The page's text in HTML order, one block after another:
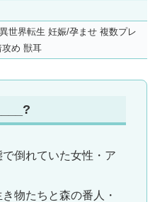
世界転生 妊娠/孕ませ 複数プレ
め 獣耳
倒れていた女性・ア
物たちと森の番人・